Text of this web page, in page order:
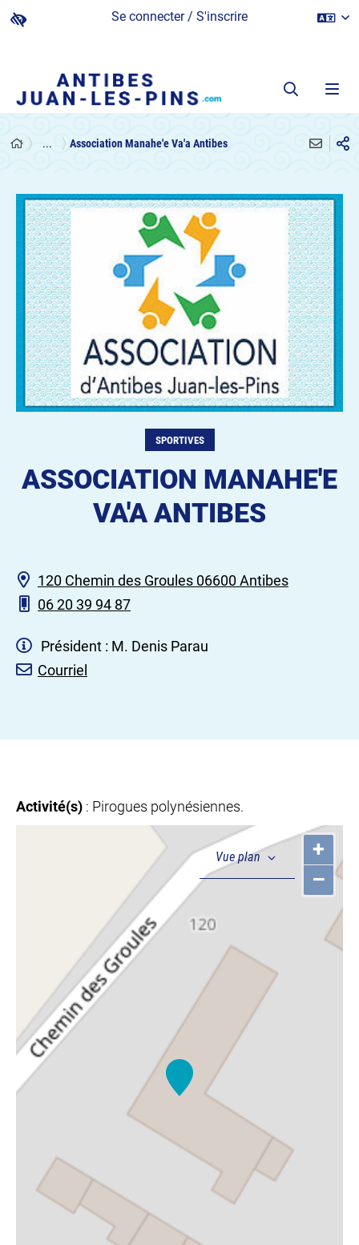
Se connecter / S'inscrire
... Association Manahe'e Va'a Antibes
SPORTIVES
ASSOCIATION MANAHE'E
VA'A ANTIBES
120 Chemin des Groules 06600 Antibes
06 20 39 94 87
Président : M. Denis Parau
Courriel
Activité(s) : Pirogues polynésiennes.
+
–